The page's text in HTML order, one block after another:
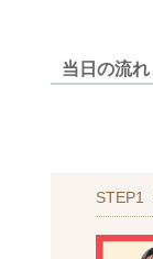
当日の流れ
STEP1